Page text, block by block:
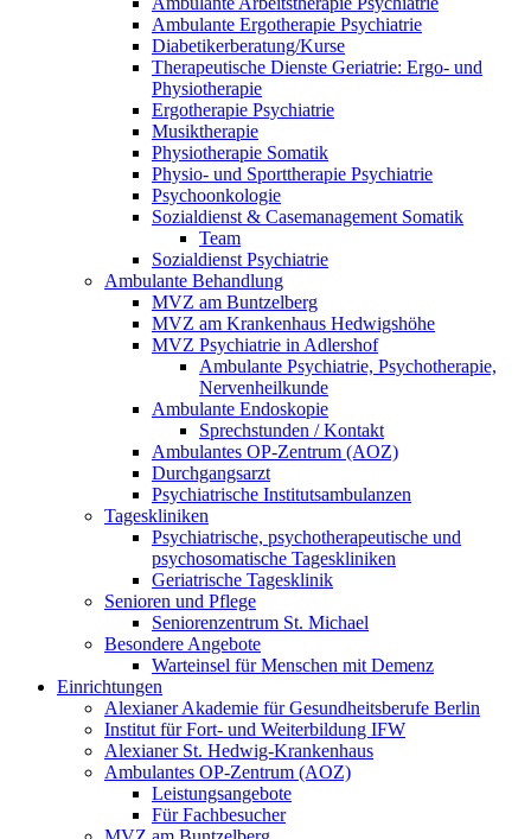
Ambulante Ergotherapie Psychiatrie
Diabetikerberatung/Kurse
Therapeutische Dienste Geriatrie: Ergo- und
Physiotherapie
Ergotherapie Psychiatrie
Musiktherapie
Physiotherapie Somatik
Physio- und Sporttherapie Psychiatrie
Psychoonkologie
Sozialdienst & Casemanagement Somatik
Team
Sozialdienst Psychiatrie
Ambulante Behandlung
MVZ am Buntzelberg
MVZ am Krankenhaus Hedwigshöhe
MVZ Psychiatrie in Adlershof
Ambulante Psychiatrie, Psychotherapie,
Nervenheilkunde
Ambulante Endoskopie
Sprechstunden / Kontakt
Ambulantes OP-Zentrum (AOZ)
Durchgangsarzt
Psychiatrische Institutsambulanzen
Tageskliniken
Psychiatrische, psychotherapeutische und
psychosomatische Tageskliniken
Geriatrische Tagesklinik
Senioren und Pflege
Seniorenzentrum St. Michael
Besondere Angebote
Warteinsel für Menschen mit Demenz
Einrichtungen
Alexianer Akademie für Gesundheitsberufe Berlin
Institut für Fort- und Weiterbildung IFW
Alexianer St. Hedwig-Krankenhaus
Ambulantes OP-Zentrum (AOZ)
Leistungsangebote
Für Fachbesucher